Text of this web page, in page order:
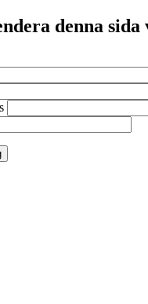
denna sida